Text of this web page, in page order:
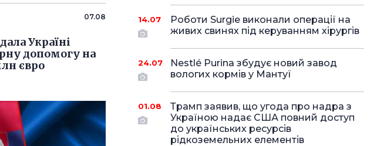
07.08
Україні
допомогу на
євро
14.07
Роботи Surgie виконали операції на
живих свинях під керуванням хірургів
24.07
Nestlé Purina збудує новий завод
вологих кормів у Мантуї
01.08
Трамп заявив, що угода про надра з
Україною надає США повний доступ
до українських ресурсів
рідкоземельних елементів